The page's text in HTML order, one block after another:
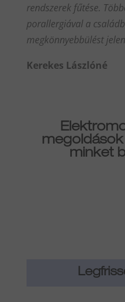
rendszerek fűtése.
porallergiával a
megkönnyebbülést
Kerekes Lászlóné
minket